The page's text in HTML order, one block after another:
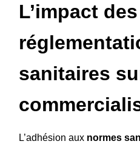
L’impact des
sanitaires
L’adhésion aux normes